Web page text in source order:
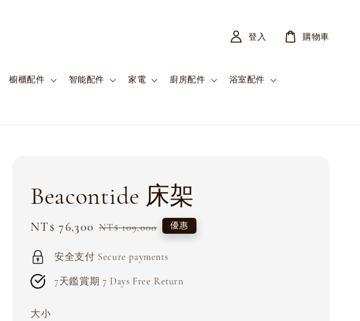
櫥櫃配件 智能配件 家電 廚房配件 浴室配件
登入 購物車
Beacontide 床架
Sale
NT$ 76,300 Regular
NT$ 109,000 優惠
安全支付 Secure payments
7天鑑賞期 7 Days Free Return
大小